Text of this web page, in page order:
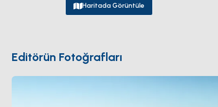
endüstriyel bir liman kasabası (Laurion gümüş
Salamis Savaşı'nda Persleri yenen MÖ
(650 iskele, daha büyüğü) ve daha eski
ticari limanı. Lavrio, doğu Kikladları (Kea, Kythnos,
Syros, Mikonos) hedefleyen charter rotaları için Atina-
Haritada Görüntüle
Editörün Fotoğrafları